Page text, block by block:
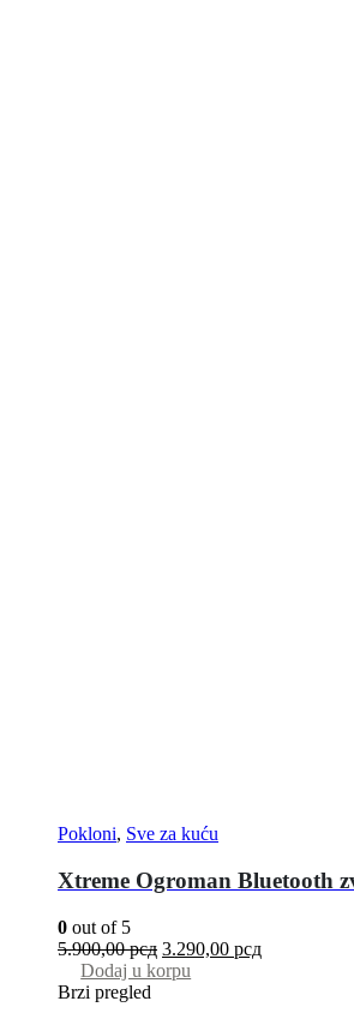
Pokloni, Sve za kuću
Xtreme Ogroman Bluetooth
0 out of 5
5.900,00рсд 3.290,00 рсд
Dodaj u korpu
Brzi pregled